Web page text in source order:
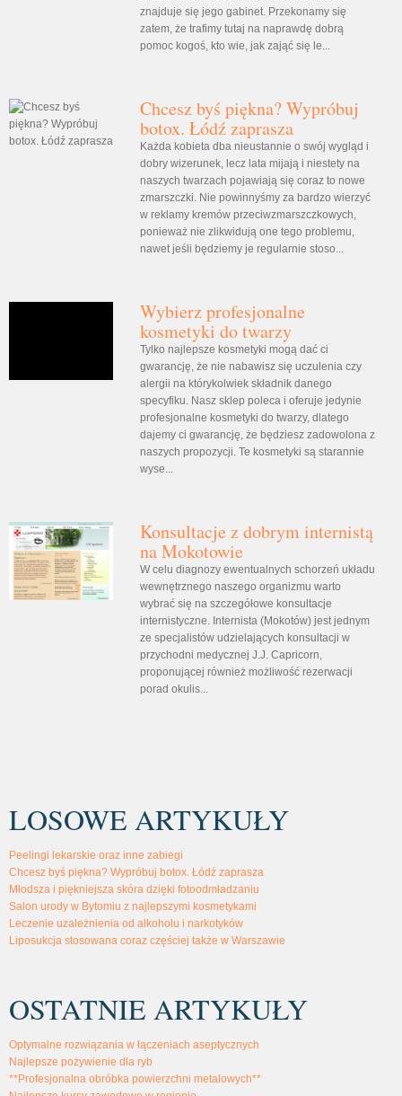
znajduje się jego gabinet. Przekonamy się
zatem, że trafimy tutaj na naprawdę dobrą
pomoc kogoś, kto wie, jak zająć się le...
Chcesz byś piękna? Wypróbuj
botox. Łódź zaprasza
Każda kobieta dba nieustannie o swój wygląd i
dobry wizerunek, lecz lata mijają i niestety na
naszych twarzach pojawiają się coraz to nowe
zmarszczki. Nie powinnyśmy za bardzo wierzyć
w reklamy kremów przeciwzmarszczkowych,
ponieważ nie zlikwidują one tego problemu,
nawet jeśli będziemy je regularnie stoso...
Wybierz profesjonalne
kosmetyki do twarzy
Tylko najlepsze kosmetyki mogą dać ci
gwarancję, że nie nabawisz się uczulenia czy
alergii na którykolwiek składnik danego
specyfiku. Nasz sklep poleca i oferuje jedynie
profesjonalne kosmetyki do twarzy, dlatego
dajemy ci gwarancję, że będziesz zadowolona z
naszych propozycji. Te kosmetyki są starannie
wyse...
Konsultacje z dobrym internistą
na Mokotowie
W celu diagnozy ewentualnych schorzeń układu
wewnętrznego naszego organizmu warto
wybrać się na szczegółowe konsultacje
internistyczne. Internista (Mokotów) jest jednym
ze specjalistów udzielających konsultacji w
przychodni medycznej J.J. Capricorn,
proponującej również możliwość rezerwacji
porad okulis...
LOSOWE ARTYKUŁY
Peelingi lekarskie oraz inne zabiegi
Chcesz byś piękna? Wypróbuj botox. Łódź zaprasza
Młodsza i piękniejsza skóra dzięki fotoodmładzaniu
Salon urody w Bytomiu z najlepszymi kosmetykami
Leczenie uzależnienia od alkoholu i narkotyków
Liposukcja stosowana coraz częściej także w Warszawie
OSTATNIE ARTYKUŁY
Optymalne rozwiązania w łączeniach aseptycznych
Najlepsze pożywienie dla ryb
**Profesjonalna obróbka powierzchni metalowych**